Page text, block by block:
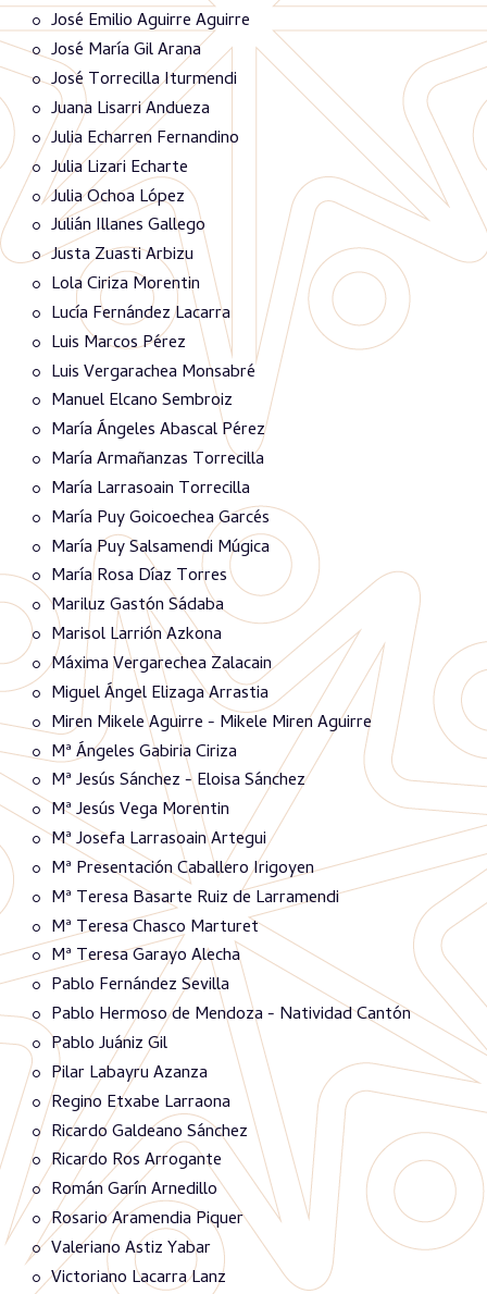
José Emilio Aguirre Aguirre
José María Gil Arana
José Torrecilla Iturmendi
Juana Lisarri Andueza
Julia Echarren Fernandino
Julia Lizari Echarte
Julia Ochoa López
Julián Illanes Gallego
Justa Zuasti Arbizu
Lola Ciriza Morentin
Lucía Fernández Lacarra
Luis Marcos Pérez
Luis Vergarachea Monsabré
Manuel Elcano Sembroiz
María Ángeles Abascal Pérez
María Armañanzas Torrecilla
María Larrasoain Torrecilla
María Puy Goicoechea Garcés
María Puy Salsamendi Múgica
María Rosa Díaz Torres
Mariluz Gastón Sádaba
Marisol Larrión Azkona
Máxima Vergarechea Zalacain
Miguel Ángel Elizaga Arrastia
Miren Mikele Aguirre - Mikele Miren Aguirre
Mª Ángeles Gabiria Ciriza
Mª Jesús Sánchez - Eloisa Sánchez
Mª Jesús Vega Morentin
Mª Josefa Larrasoain Artegui
Mª Presentación Caballero Irigoyen
Mª Teresa Basarte Ruiz de Larramendi
Mª Teresa Chasco Marturet
Mª Teresa Garayo Alecha
Pablo Fernández Sevilla
Pablo Hermoso de Mendoza - Natividad Cantón
Pablo Juániz Gil
Pilar Labayru Azanza
Regino Etxabe Larraona
Ricardo Galdeano Sánchez
Ricardo Ros Arrogante
Román Garín Arnedillo
Rosario Aramendia Piquer
Valeriano Astiz Yabar
Victoriano Lacarra Lanz